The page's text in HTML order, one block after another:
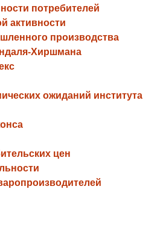
потребителей
активности
производства
Хиршмана
ожиданий института
цен